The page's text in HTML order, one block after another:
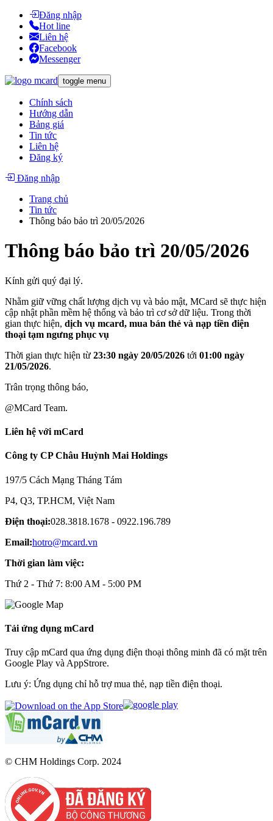
Đăng nhập
Hot line
Liên hệ
Facebook
Messenger
toggle menu
Chính sách
Hướng dẫn
Bảng giá
Tin tức
Liên hệ
Đăng ký
Đăng nhập
Trang chủ
Tin tức
Thông báo bảo trì 20/05/2026
Thông báo bảo trì 20/05/2026
Kính gửi quý đại lý.
Nhằm giữ vững chất lượng dịch vụ và bảo mật, MCard sẽ thực hiện
cập nhật phần mềm hệ thống và bảo trì cơ sở dữ liệu. Trong thời
gian thực hiện, dịch vụ mcard, mua bán thẻ và nạp tiền điện
thoại tạm ngưng phục vụ
Thời gian thực hiện từ 23:30 ngày 20/05/2026 tới 01:00 ngày
21/05/2026.
Trân trọng thông báo,
@MCard Team.
Liên hệ với mCard
Công ty CP Châu Huỳnh Mai Holdings
197/5 Cách Mạng Tháng Tám
P4, Q3, TP.HCM, Việt Nam
Điện thoại:028.3818.1678 - 0922.196.789
Email:hotro@mcard.vn
Thời gian làm việc:
Thứ 2 - Thứ 7: 8:00 AM - 5:00 PM
Tải ứng dụng mCard
Truy cập mCard qua ứng dụng điện thoại thông minh đã có mặt trên
Google Play và AppStrore.
Lưu ý: Ứng dụng chỉ hỗ trợ mua thẻ, nạp tiền điện thoại.
© CHM Holdings Corp. 2024